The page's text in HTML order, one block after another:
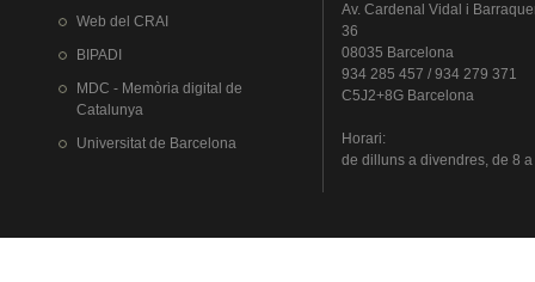
Web del CRAI
BIPADI
MDC - Memòria digital de
Catalunya
Universitat de Barcelona
Av. Cardenal Vidal i
36
08035 Barcelona
934 285 457 / 934 279 371
C5J2+8G Barcelona
Horari:
de dillunsa divendres, de 8